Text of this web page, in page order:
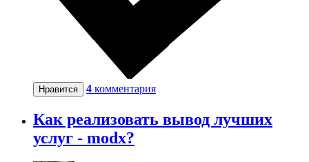
Нравится 4 комментария
Как реализовать вывод лучших
услуг - modx?